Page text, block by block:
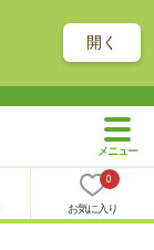
開く
0
お気に入り